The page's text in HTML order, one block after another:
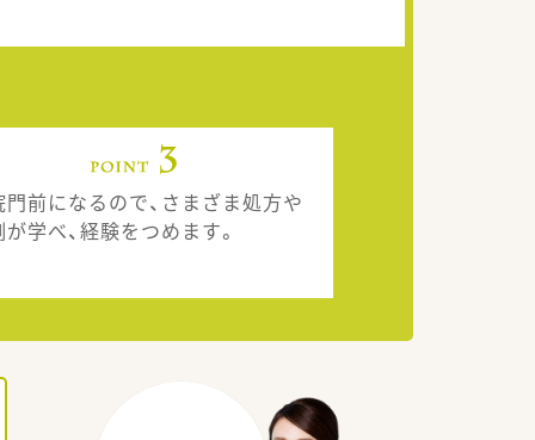
門前になるので、さまざま処方や
学べ、経験をつめます。